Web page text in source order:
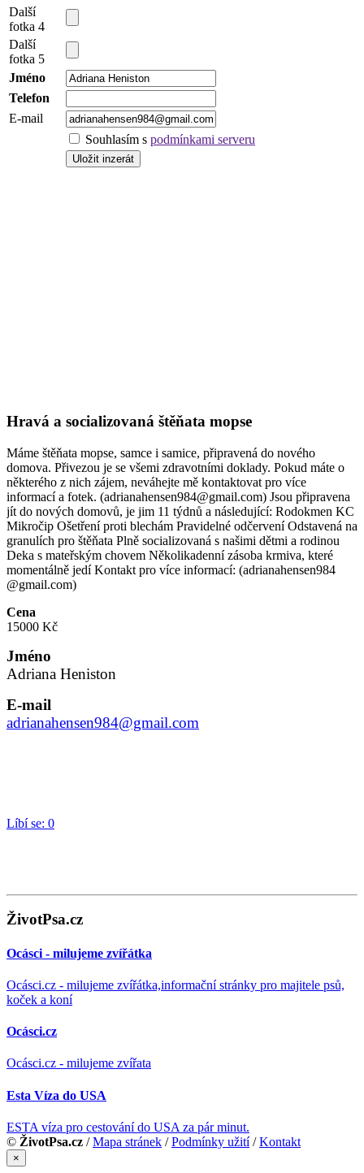
Další
fotka 4
Další
fotka 5
Jméno
Telefon
E-mail
Souhlasím s podmínkami serveru
Hravá a socializovaná štěňata mopse
Máme štěňata mopse, samce i samice, připravená do nového
domova. Přivezou je se všemi zdravotními doklady. Pokud máte o
některého z nich zájem, neváhejte mě kontaktovat pro více
informací a fotek. (adrianahensen984@gmail.com) Jsou připravena
jít do nových domovů, je jim 11 týdnů a následující: Rodokmen KC
Mikročip Ošetření proti blechám Pravidelné odčervení Odstavená na
granulích pro štěňata Plně socializovaná s našimi dětmi a rodinou
Deka s mateřským chovem Několikadenní zásoba krmiva, které
momentálně jedí Kontakt pro více informací: (adrianahensen984
@gmail.com)
Cena
15000 Kč
Jméno
Adriana Heniston
E-mail
adrianahensen984@gmail.com
Líbí se: 0
ŽivotPsa.cz
Ocásci - milujeme zvířátka
Ocásci.cz - milujeme zvířátka,informační stránky pro majitele psů,
koček a koní
Ocásci.cz
Ocásci.cz - milujeme zvířata
Esta Víza do USA
ESTA víza pro cestování do USA za pár minut.
© ŽivotPsa.cz /Mapa stránek /Podmínky užití/Kontakt
×